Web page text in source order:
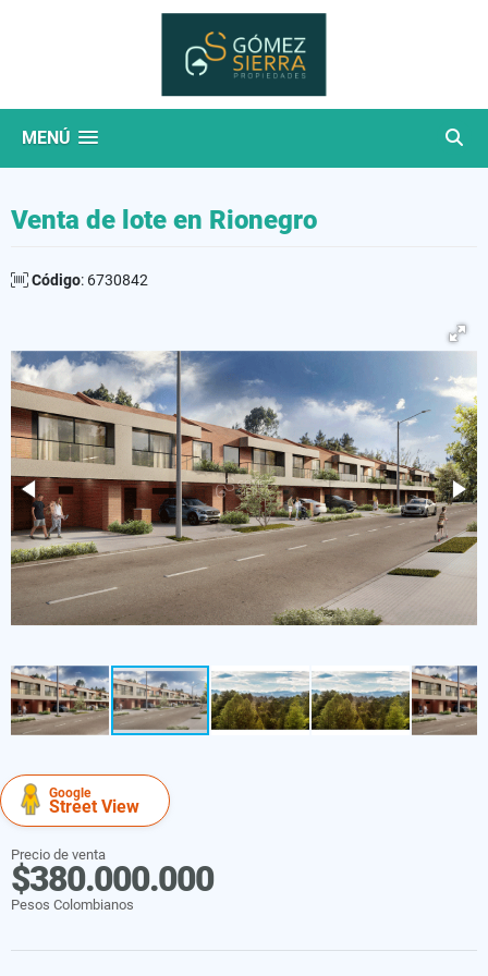
MENÚ
Venta de lote en Rionegro
Código: 6730842
Google
Street View
Precio de venta
$380.000.000
Pesos Colombianos